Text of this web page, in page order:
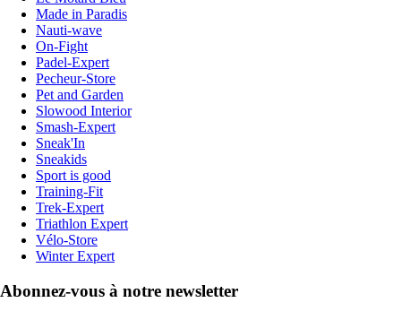
Made in Paradis
Nauti-wave
On-Fight
Padel-Expert
Pecheur-Store
Pet and Garden
Slowood Interior
Smash-Expert
Sneak'In
Sneakids
Sport is good
Training-Fit
Trek-Expert
Triathlon Expert
Vélo-Store
Winter Expert
Abonnez-vous à notre newsletter